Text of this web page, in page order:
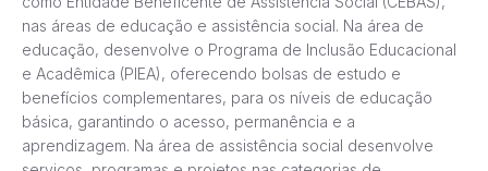
nas áreas de educação e assistência social. Na área de
educação, desenvolve o Programa de Inclusão Educacional
e Acadêmica (PIEA), oferecendo bolsas de estudo e
benefícios complementares, para os níveis de educação
básica, garantindo o acesso, permanência e a
aprendizagem. Na área de assistência social desenvolve